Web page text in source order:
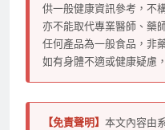
供一般健康資訊參考，不
亦不能取代專業醫師、藥
任何產品為一般食品，非
如有身體不適或健康疑慮
【免責聲明】 本文內容由